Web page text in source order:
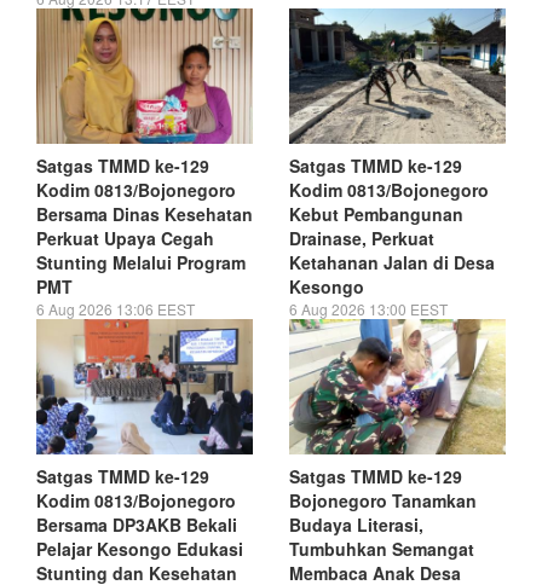
Satgas TMMD ke-129
Kodim 0813/Bojonegoro
Bersama Dinas Kesehatan
Perkuat Upaya Cegah
Stunting Melalui Program
PMT
6 Aug 2026 13:06 EEST
Satgas TMMD ke-129
Kodim 0813/Bojonegoro
Kebut Pembangunan
Drainase, Perkuat
Ketahanan Jalan di Desa
Kesongo
6 Aug 2026 13:00 EEST
Satgas TMMD ke-129
Kodim 0813/Bojonegoro
Bersama DP3AKB Bekali
Pelajar Kesongo Edukasi
Stunting dan Kesehatan
Satgas TMMD ke-129
Bojonegoro Tanamkan
Budaya Literasi,
Tumbuhkan Semangat
Membaca Anak Desa